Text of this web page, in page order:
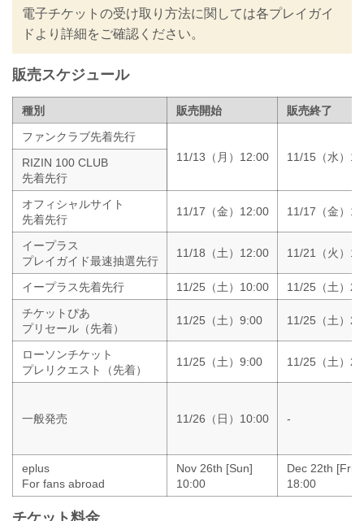
者・アーチュレッタが元王者・朝倉を迎
え撃つ一戦。アーチュレッタは高度なレ
スリング力と無尽蔵のスタミナを持ち合
わせたグラップラー。朝倉はパンチの強
電子チケットの受け取り方法に関しては各プレイガイ
ドより詳細をご確認ください。
販売スケジュール
種別 販売開始
販売終了
ファンクラブ先着先行
11/13（月）12:00
11/15（水）
RIZIN 100 CLUB
先着先行
オフィシャルサイト
先着先行
11/17（金）12:00 11/17（金）
イープラス
プレイガイド最速抽選先行
11/18（土）12:00 11/21（火）
イープラス先着先行 11/25（土）10:00
11/25（土）
チケットぴあ
プリセール（先着）
11/25（土）9:00 11/25（土）
ローソンチケット
プレリクエスト（先着）
11/25（土）9:00 11/25（土）
一般発売 11/26（日）10:00 -
eplus
For fans abroad
Nov 26th [Sun]
10:00
Dec 22th [Fri]
18:00
チケット料金